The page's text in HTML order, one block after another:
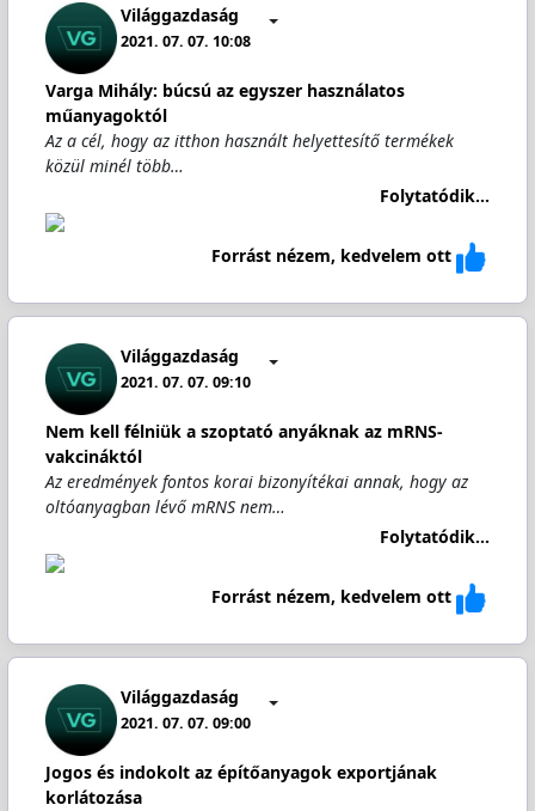
Világgazdaság
2021. 07. 07. 10:08
Varga Mihály: búcsú az egyszer használatos
műanyagoktól
Az a cél, hogy az itthon használt helyettesítő termékek
közül minél több…
Folytatódik...
Forrást nézem, kedvelem ott
Világgazdaság
2021. 07. 07. 09:10
Nem kell félniük a szoptató anyáknak az mRNS-
vakcináktól
Az eredmények fontos korai bizonyítékai annak, hogy az
oltóanyagban lévő mRNS nem…
Folytatódik...
Forrást nézem, kedvelem ott
Világgazdaság
2021. 07. 07. 09:00
Jogos és indokolt az építőanyagok exportjának
korlátozása